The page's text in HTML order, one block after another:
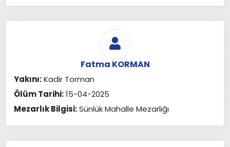
Fatma KORMAN
Yakını:Kadir Torman
Ölüm Tarihi:15-04-2025
Mezarlık Bilgisi:Sünlük Mahalle Mezarlığı